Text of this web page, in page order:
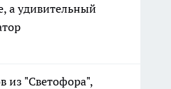
а удивительный
из "Светофора",